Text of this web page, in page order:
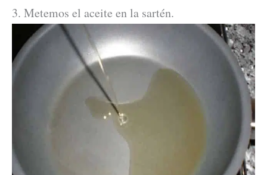
3. Metemos el aceite en la sartén.